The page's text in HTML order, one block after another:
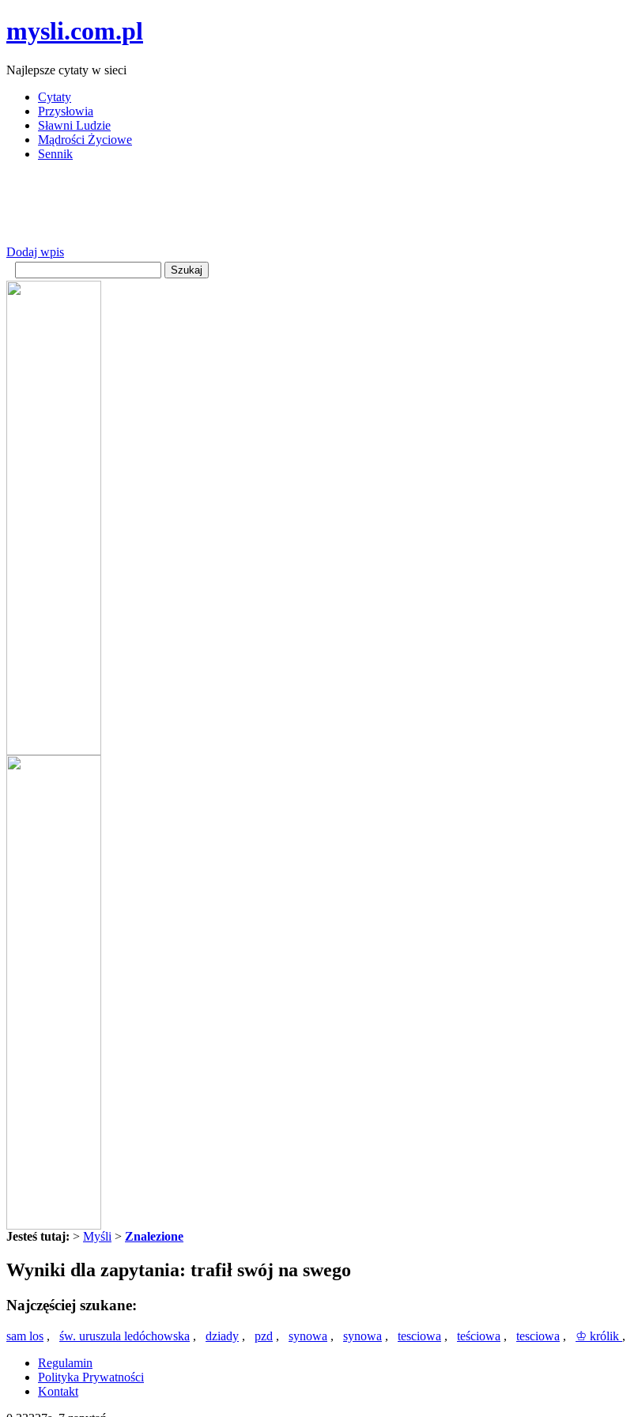
mysli.com.pl
Najlepsze cytaty w sieci
Cytaty
Przysłowia
Sławni Ludzie
Mądrości Życiowe
Sennik
Dodaj wpis
Jesteś tutaj: > Myśli > Znalezione
Wyniki dla zapytania: trafił swój na swego
Najczęściej szukane:
sam los , św. uruszula ledóchowska , dziady , pzd , synowa , synowa , tesciowa , teściowa , tesciowa , ♔ królik ,
Regulamin
Polityka Prywatności
Kontakt